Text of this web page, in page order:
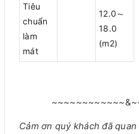
Tiêu
chuẩn
làm
mát
12.0～
18.0
(m2)
Cảm ơn quý khách đã